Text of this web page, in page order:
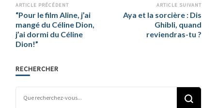
Navigation
d’article
ARTICLE PRÉCÉDENT
“Pour le film Aline, j’ai
mangé du Céline Dion,
j’ai dormi du Céline
Dion!”
ARTICLE SUIVANT
Aya et la sorcière : Dis
Ghibli, quand
reviendras-tu ?
RECHERCHER